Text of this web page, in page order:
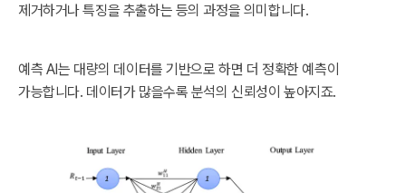
제거하거나 특징을 추출하는 등의 과정을 의미합니다.
예측 AI는 대량의 데이터를 기반으로 하면 더 정확한 예측이
가능합니다. 데이터가 많을수록 분석의 신뢰성이 높아지죠.